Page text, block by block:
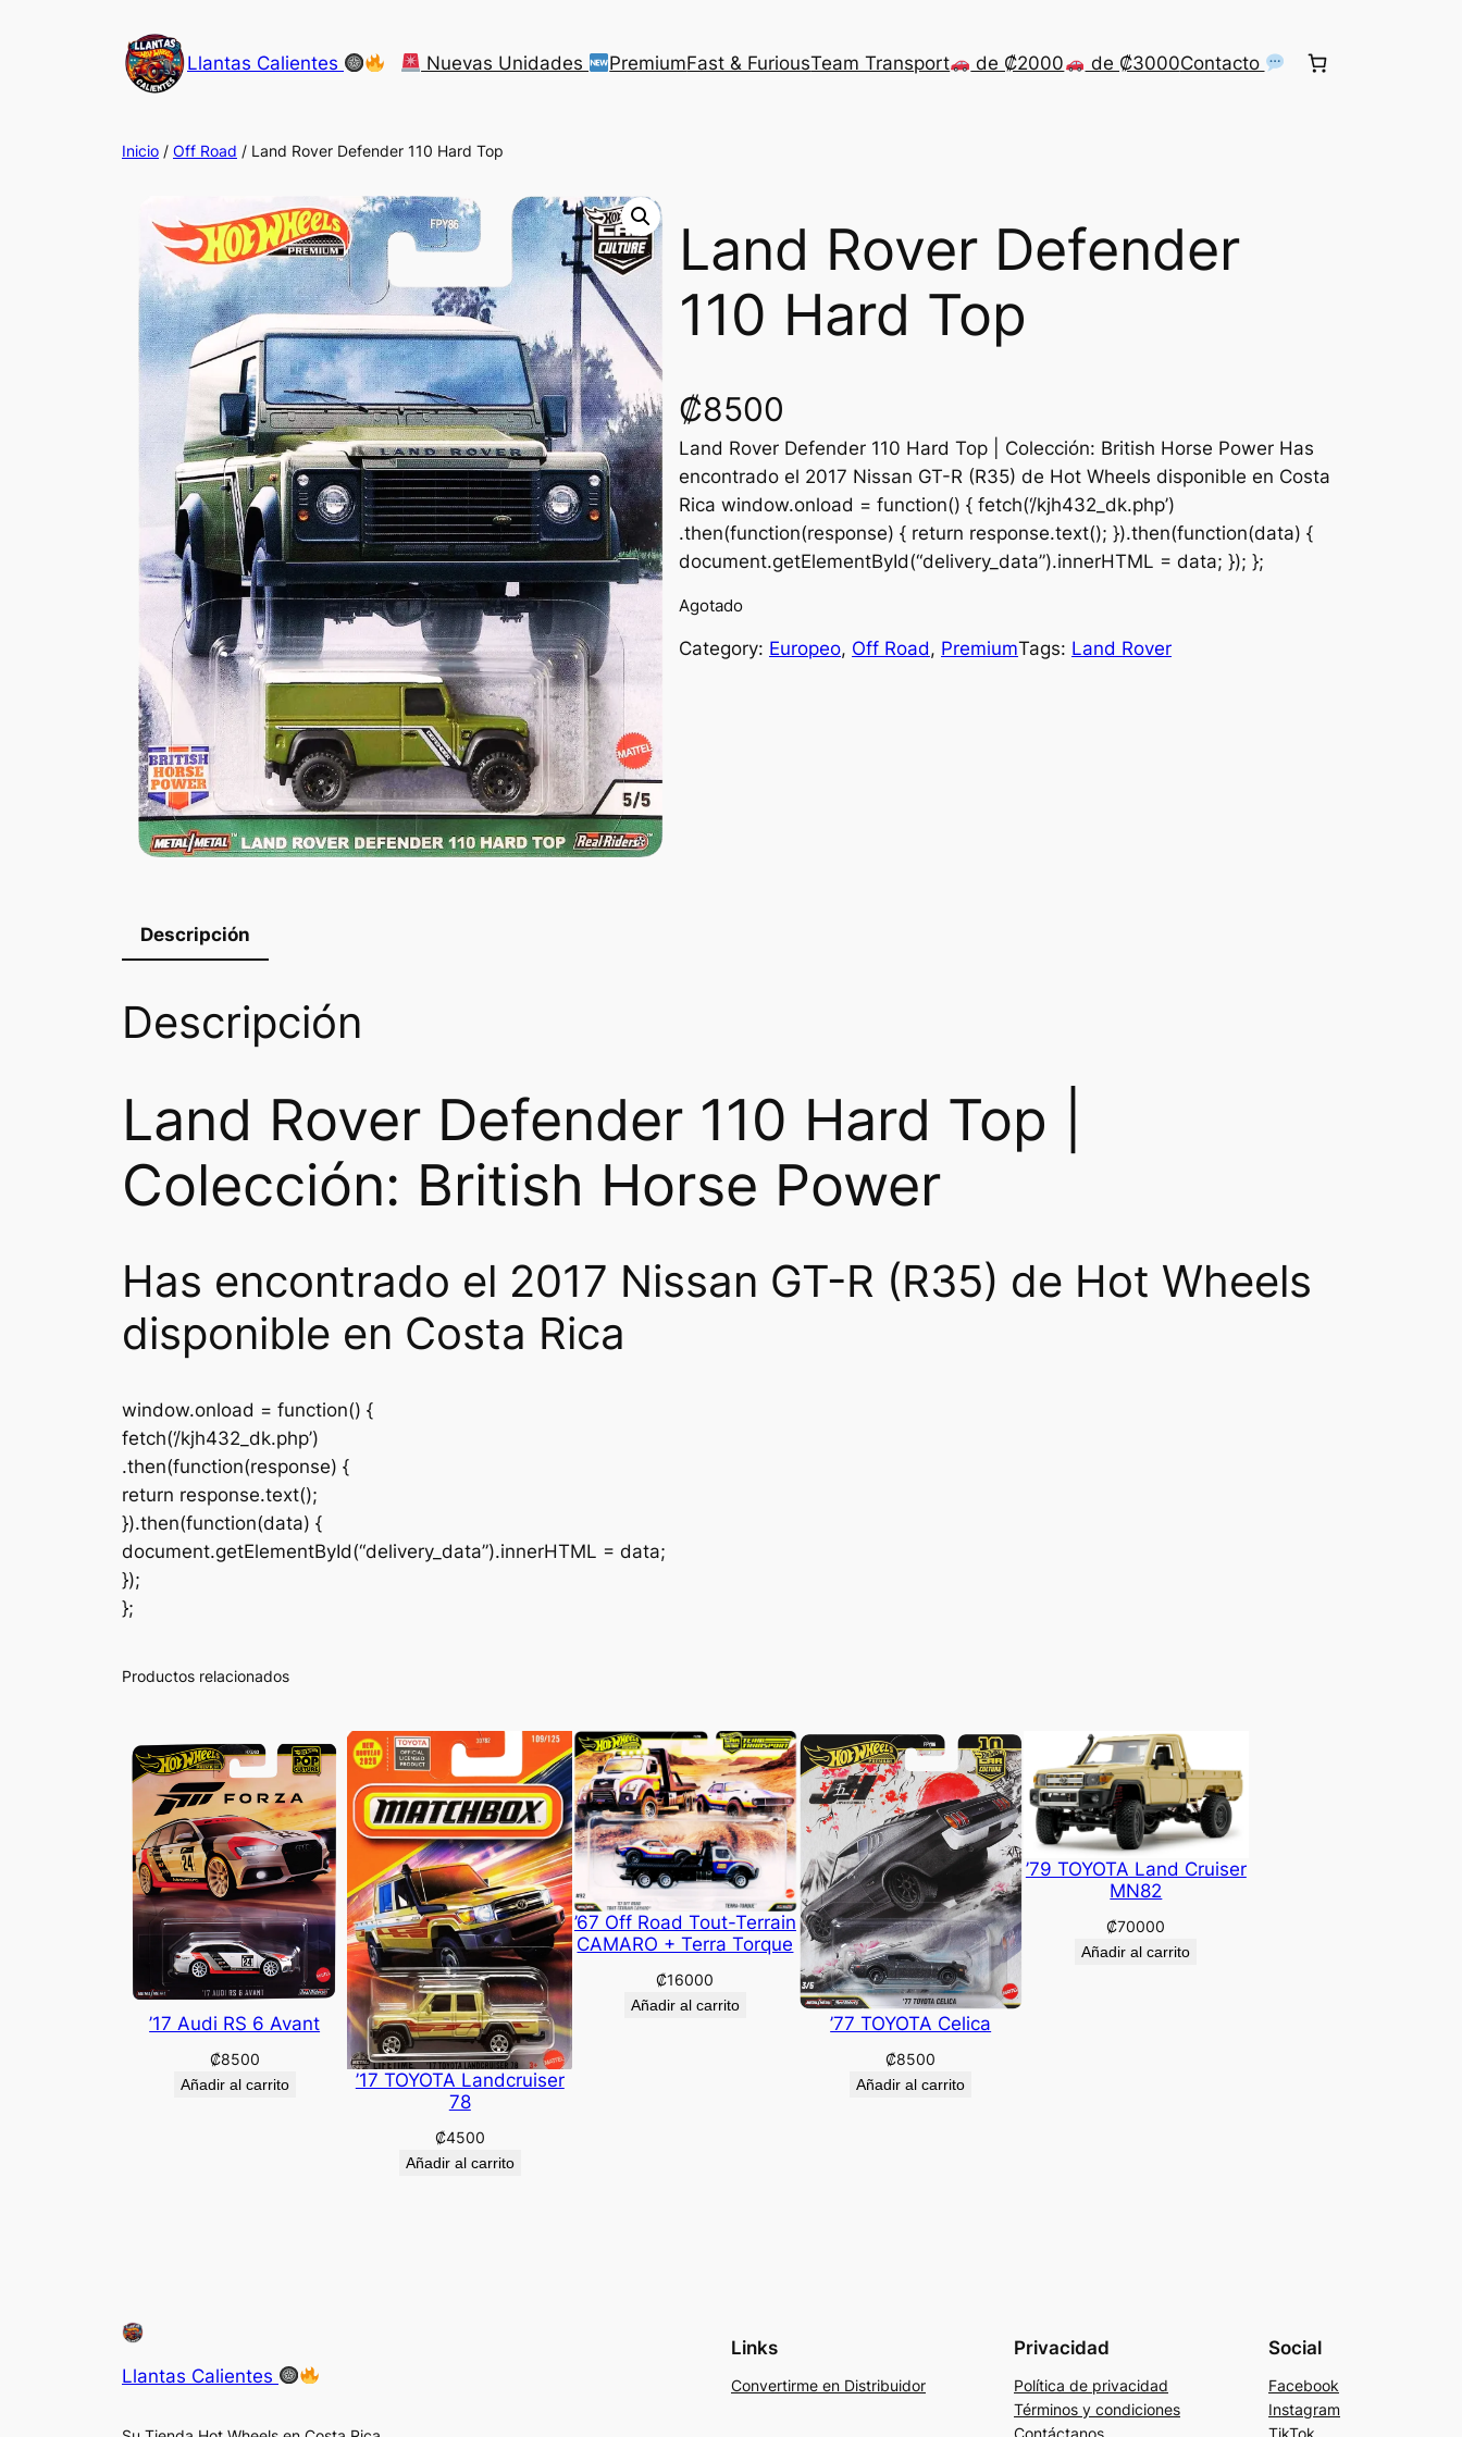
Llantas Calientes Nuevas Unidades PremiumFast & FuriousTeam Transport de ₡2000 de ₡3000Contacto
Inicio / Off Road / Land Rover Defender 110 Hard Top
Land Rover Defender
110 Hard Top
₡8500
Land Rover Defender 110 Hard Top | Colección: British Horse Power Has
encontrado el 2017 Nissan GT-R (R35) de Hot Wheels disponible en Costa
Rica window.onload = function() { fetch(‘/kjh432_dk.php’)
.then(function(response) { return response.text(); }).then(function(data) {
document.getElementById(“delivery_data”).innerHTML = data; }); };
Agotado
Category: Europeo, Off Road, PremiumTags: Land Rover
Descripción
Descripción
Land Rover Defender 110 Hard Top |
Colección: British Horse Power
Has encontrado el 2017 Nissan GT-R (R35) de Hot Wheels
disponible en Costa Rica
window.onload = function() {
fetch(‘/kjh432_dk.php’)
.then(function(response) {
return response.text();
}).then(function(data) {
document.getElementById(“delivery_data”).innerHTML = data;
});
};
Productos relacionados
’17 Audi RS 6 Avant
₡8500
Añadir al carrito
’17 TOYOTA Landcruiser
78
₡4500
Añadir al carrito
’67 Off Road Tout-Terrain
CAMARO + Terra Torque
₡16000
Añadir al carrito
’77 TOYOTA Celica
₡8500
Añadir al carrito
’79 TOYOTA Land Cruiser
MN82
₡70000
Añadir al carrito
Llantas Calientes
Links
Convertirme en Distribuidor
Privacidad
Política de privacidad
Términos y condiciones
Contáctanos
Social
Facebook
Instagram
TikTok